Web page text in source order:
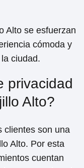
una variedad de
de los
incluyen
habitación las 24
y televisión por
cuentan con
de picnic y
Algunos moteles